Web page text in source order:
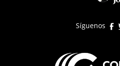
Síguenos